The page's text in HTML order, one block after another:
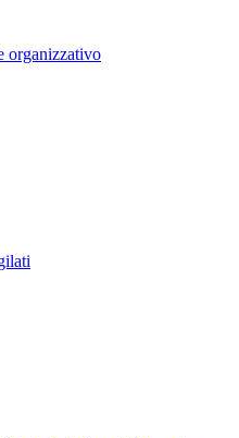
organizzativo